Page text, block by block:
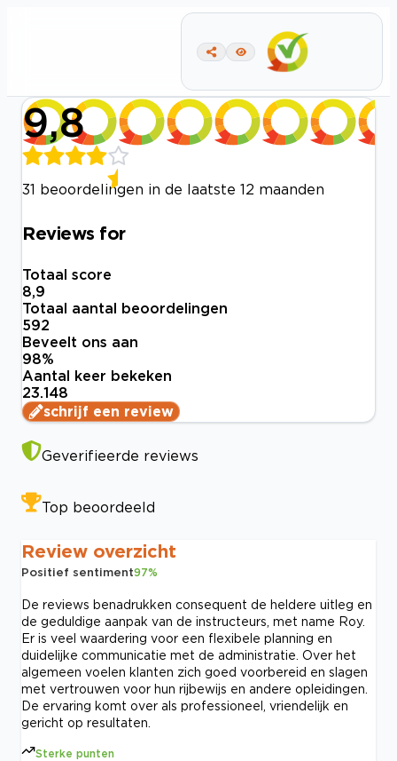
9,8
31 beoordelingen in de laatste 12 maanden
Reviews for
Totaal score
8,9
Totaal aantal beoordelingen
592
Beveelt ons aan
98%
Aantal keer bekeken
23.148
schrijf een review
Geverifieerde reviews
Top beoordeeld
Review overzicht
Positief sentiment97%
De reviews benadrukken consequent de heldere uitleg en
de geduldige aanpak van de instructeurs, met name Roy.
Er is veel waardering voor een flexibele planning en
duidelijke communicatie met de administratie. Over het
algemeen voelen klanten zich goed voorbereid en slagen
met vertrouwen voor hun rijbewijs en andere opleidingen.
De ervaring komt over als professioneel, vriendelijk en
gericht op resultaten.
Sterke punten